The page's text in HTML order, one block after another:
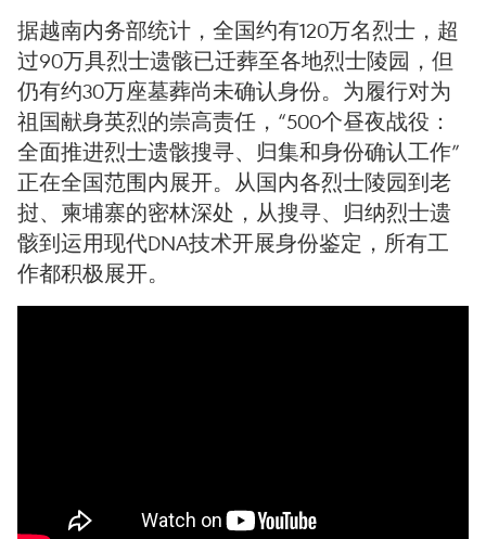
据越南内务部统计，全国约有120万名烈士，超
过90万具烈士遗骸已迁葬至各地烈士陵园，但
仍有约30万座墓葬尚未确认身份。为履行对为
祖国献身英烈的崇高责任，“500个昼夜战役：
全面推进烈士遗骸搜寻、归集和身份确认工作”
正在全国范围内展开。从国内各烈士陵园到老
挝、柬埔寨的密林深处，从搜寻、归纳烈士遗
骸到运用现代DNA技术开展身份鉴定，所有工
作都积极展开。